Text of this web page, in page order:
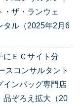
ザ・ランウェ
タル（2025年2月6
にＥＣサイト分
コンサルタント
ンバッグ専門店
ぞろえ拡大（20